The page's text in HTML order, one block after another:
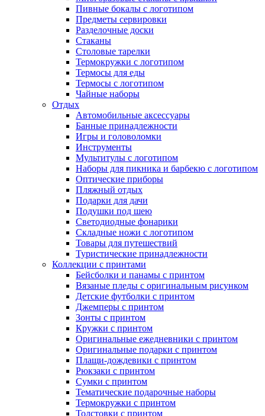
Пивные бокалы с логотипом
Предметы сервировки
Разделочные доски
Стаканы
Столовые тарелки
Термокружки с логотипом
Термосы для еды
Термосы с логотипом
Чайные наборы
Отдых
Автомобильные аксессуары
Банные принадлежности
Игры и головоломки
Инструменты
Мультитулы с логотипом
Наборы для пикника и барбекю с логотипом
Оптические приборы
Пляжный отдых
Подарки для дачи
Подушки под шею
Светодиодные фонарики
Складные ножи с логотипом
Товары для путешествий
Туристические принадлежности
Коллекции с принтами
Бейсболки и панамы с принтом
Вязаные пледы с оригинальным рисунком
Детские футболки с принтом
Джемперы с принтом
Зонты с принтом
Кружки с принтом
Оригинальные ежедневники с принтом
Оригинальные подарки с принтом
Плащи-дождевики с принтом
Рюкзаки с принтом
Сумки с принтом
Тематические подарочные наборы
Термокружки с принтом
Толстовки с принтом